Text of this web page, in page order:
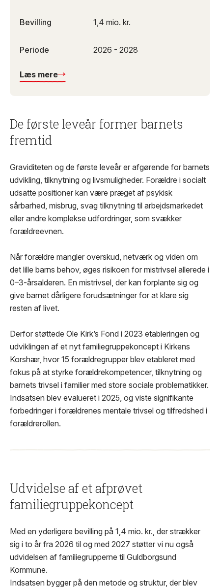
Bevilling 1,4 mio. kr.
Periode 2026 - 2028
Læs mere
De første leveår former barnets
fremtid
Graviditeten og de første leveår er afgørende for barnets
udvikling, tilknytning og livsmuligheder. Forældre i socialt
udsatte positioner kan være præget af psykisk
sårbarhed, misbrug, svag tilknytning til arbejdsmarkedet
eller andre komplekse udfordringer, som svækker
forældreevnen.
Når forældre mangler overskud, netværk og viden om
det lille barns behov, øges risikoen for mistrivsel allerede i
0–3-årsalderen. En mistrivsel, der kan forplante sig og
give barnet dårligere forudsætninger for at klare sig
resten af livet.
Derfor støttede Ole Kirk’s Fond i 2023 etableringen og
udviklingen af et nyt familiegruppekoncept i Kirkens
Korshær, hvor 15 forældregrupper blev etableret med
fokus på at styrke forældrekompetencer, tilknytning og
barnets trivsel i familier med store sociale problematikker.
Indsatsen blev evalueret i 2025, og viste signifikante
forbedringer i forældrenes mentale trivsel og tilfredshed i
forældrerollen.
Udvidelse af et afprøvet
familiegruppekoncept
Med en yderligere bevilling på 1,4 mio. kr., der strækker
sig i to år fra 2026 til og med 2027 støtter vi nu også
udvidelsen af familiegrupperne til Guldborgsund
Kommune.
Indsatsen bygger på den metode og struktur, der blev